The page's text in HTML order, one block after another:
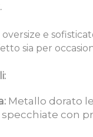
.
e
sia per
Metallo dorato
specchiate con